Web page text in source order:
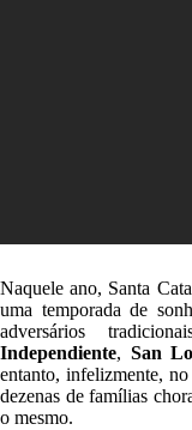
Naquele ano, Santa
uma temporada de
adversários
Independiente, San
entanto, infelizmente,
dezenas de famílias
o mesmo.